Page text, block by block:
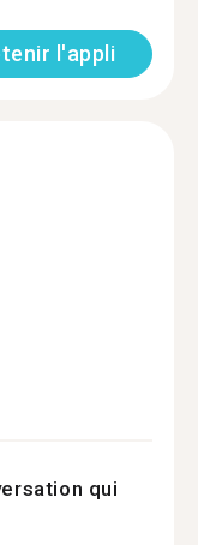
l'appli
qui